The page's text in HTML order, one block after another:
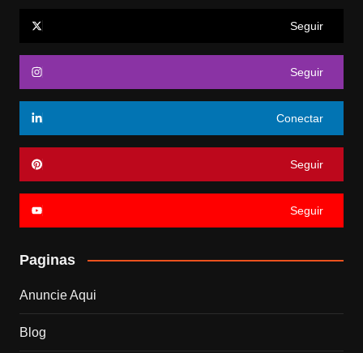
Seguir
Seguir
Conectar
Seguir
Seguir
Paginas
Anuncie Aqui
Blog